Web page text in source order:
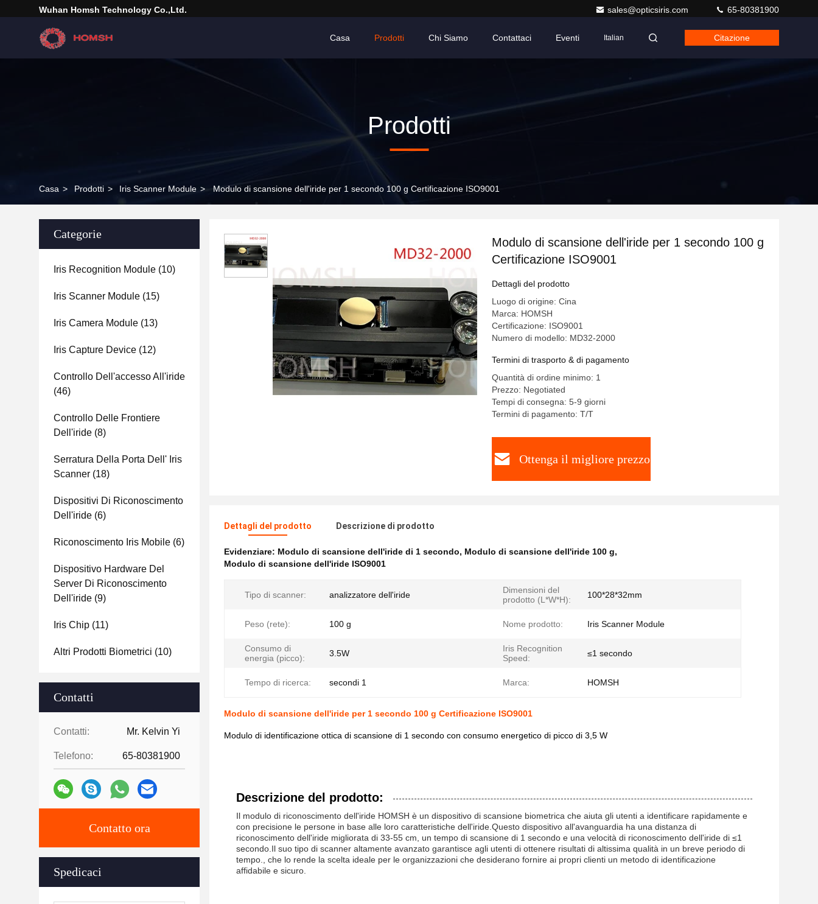
Wuhan Homsh Technology Co.,Ltd. sales@opticsiris.com 65-80381900
Casa Prodotti Chi Siamo Contattaci Eventi Italian Citazione
Prodotti
Casa > Prodotti > Iris Scanner Module > Modulo di scansione dell'iride per 1 secondo 100 g Certificazione ISO9001
Categorie
Iris Recognition Module (10)
Iris Scanner Module (15)
Iris Camera Module (13)
Iris Capture Device (12)
Controllo Dell'accesso All'iride
(46)
Controllo Delle Frontiere
Dell'iride (8)
Serratura Della Porta Dell' Iris
Scanner (18)
Dispositivi Di Riconoscimento
Dell'iride (6)
Riconoscimento Iris Mobile (6)
Dispositivo Hardware Del
Server Di Riconoscimento
Dell'iride (9)
Iris Chip (11)
Altri Prodotti Biometrici (10)
Contatti
Contatti: Mr. Kelvin Yi
Telefono: 65-80381900
Contatto ora
Spedicaci
Modulo di scansione dell'iride per 1 secondo 100 g
Certificazione ISO9001
Dettagli del prodotto
Luogo di origine: Cina
Marca: HOMSH
Certificazione: ISO9001
Numero di modello: MD32-2000
Termini di trasporto & di pagamento
Quantità di ordine minimo: 1
Prezzo: Negotiated
Tempi di consegna: 5-9 giorni
Termini di pagamento: T/T
Ottenga il migliore prezzo
Dettagli del prodotto Descrizione di prodotto
Evidenziare: Modulo di scansione dell'iride di 1 secondo, Modulo di scansione dell'iride 100 g,
Modulo di scansione dell'iride ISO9001
Tipo di scanner: analizzatore dell'iride
Dimensioni del
prodotto (L*W*H):
100*28*32mm
Peso (rete): 100 g Nome prodotto: Iris Scanner Module
Consumo di
energia (picco):
3.5W
Iris Recognition
Speed:
≤1 secondo
Tempo di ricerca: secondi 1 Marca: HOMSH
Modulo di scansione dell'iride per 1 secondo 100 g Certificazione ISO9001
Modulo di identificazione ottica di scansione di 1 secondo con consumo energetico di picco di 3,5 W
Descrizione del prodotto:
Il modulo di riconoscimento dell'iride HOMSH è un dispositivo di scansione biometrica che aiuta gli utenti a identificare rapidamente e
con precisione le persone in base alle loro caratteristiche dell'iride.Questo dispositivo all'avanguardia ha una distanza di
riconoscimento dell'iride migliorata di 33-55 cm, un tempo di scansione di 1 secondo e una velocità di riconoscimento dell'iride di ≤1
secondo.Il suo tipo di scanner altamente avanzato garantisce agli utenti di ottenere risultati di altissima qualità in un breve periodo di
tempo., che lo rende la scelta ideale per le organizzazioni che desiderano fornire ai propri clienti un metodo di identificazione
affidabile e sicuro.